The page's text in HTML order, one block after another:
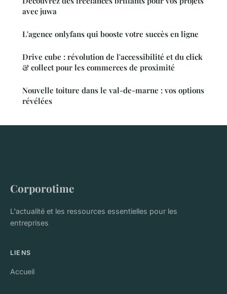
avec juwa
L'agence onlyfans qui booste votre succès en ligne
Drive cube : révolution de l'accessibilité et du click
& collect pour les commerces de proximité
Nouvelle toiture dans le val-de-marne : vos options
révélées
Corporotime
L'actualité et les ressources essentielles pour les
entreprises
LIENS
Accueil